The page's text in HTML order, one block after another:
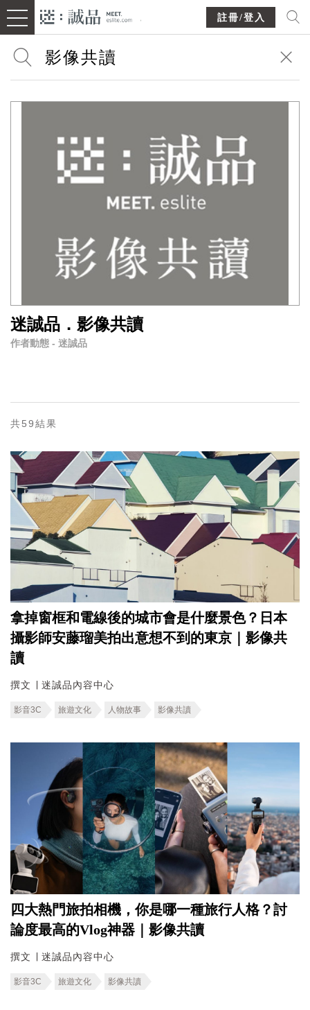
註冊/登入
迷誠品．影像共讀
作者動態 - 迷誠品
共59結果
拿掉窗框和電線後的城市會是什麼景色？日本
攝影師安藤瑠美拍出意想不到的東京｜影像共
讀
撰文 ∣ 迷誠品內容中心
影音3C 旅遊文化 人物故事 影像共讀
四大熱門旅拍相機，你是哪一種旅行人格？討
論度最高的Vlog神器｜影像共讀
撰文 ∣ 迷誠品內容中心
影音3C 旅遊文化 影像共讀